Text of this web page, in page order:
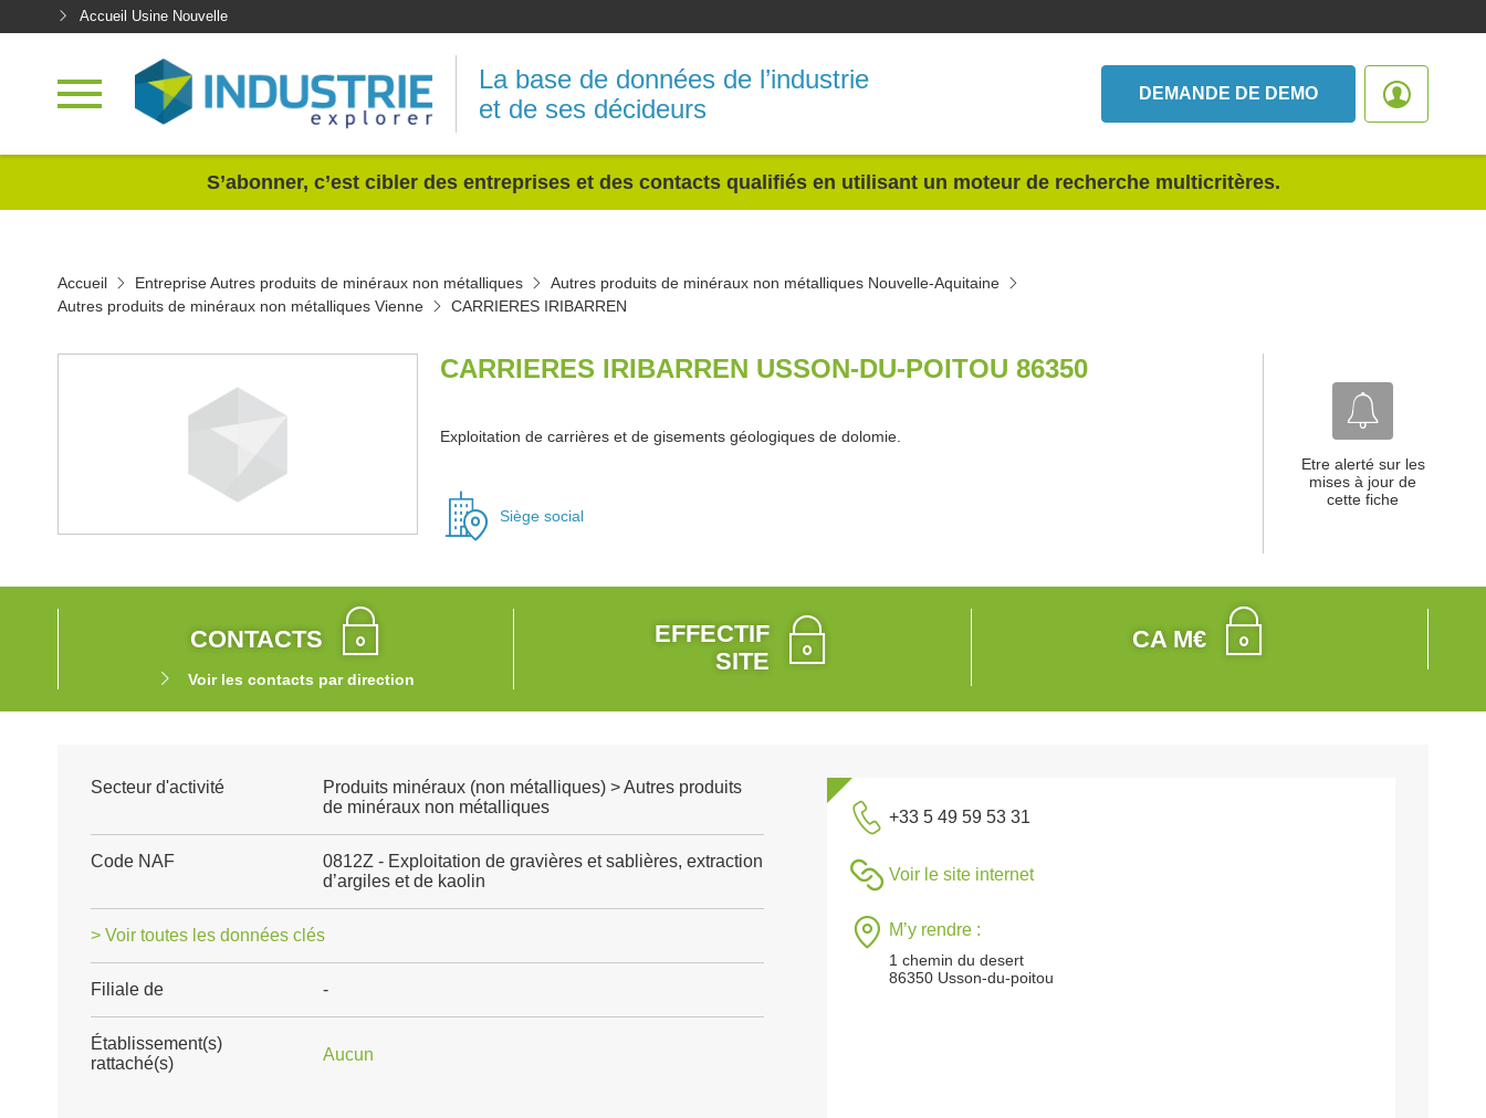
Accueil Usine Nouvelle
La base de données de l’industrie
et de ses décideurs
DEMANDE DE DEMO
S’abonner, c’est cibler des entreprises et des contacts qualifiés en utilisant un moteur de recherche multicritères.
Accueil Entreprise Autres produits de minéraux non métalliques
Autres produits de minéraux non métalliques Nouvelle-Aquitaine
Autres produits de minéraux non métalliques Vienne
CARRIERES IRIBARREN
CARRIERES IRIBARREN USSON-DU-POITOU 86350
Exploitation de carrières et de gisements géologiques de dolomie.
Siège social
Etre alerté sur les
mises à jour de
cette fiche
CONTACTS
Voir les contacts par direction
EFFECTIF
SITE
CA M€
Secteur d'activité
Produits minéraux (non métalliques) > Autres produits
de minéraux non métalliques
Code NAF
0812Z - Exploitation de gravières et sablières, extraction
d’argiles et de kaolin
> Voir toutes les données clés
Filiale de -
Établissement(s)
rattaché(s)
Aucun
+33 5 49 59 53 31
Voir le site internet
M’y rendre :
1 chemin du desert
86350 Usson-du-poitou